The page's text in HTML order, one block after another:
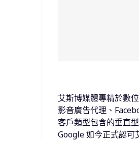
艾斯博媒體專精於數
影音廣告代理、
客戶類型包含的垂直
Google 如今正式認可